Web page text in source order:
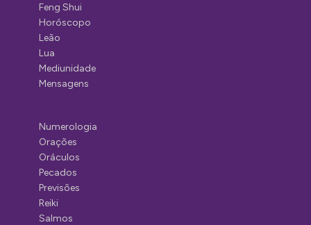
Feng Shui
Horóscopo
Leão
Lua
Mediunidade
Mensagens
Numerologia
Orações
Oráculos
Pecados
Previsões
Reiki
Salmos